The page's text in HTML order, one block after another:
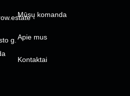
Mūsų komanda
Apie mus
Kontaktai
g.